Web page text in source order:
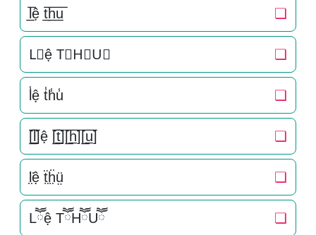
l̲̅ệ t̲̅h̲̅u̲̅ ❏
L⃣ệ T⃣H⃣U⃣ ❏
l̾ệ t̾h̾u̾ ❏
[̲̅l̲̅]ệ [̲̅t̲̅][̲̅h̲̅][̲̅u̲̅] ❏
l̤̈ệ ẗ̤ḧ̤ṳ̈ ❏
Lཽệ TཽHཽUཽ ❏